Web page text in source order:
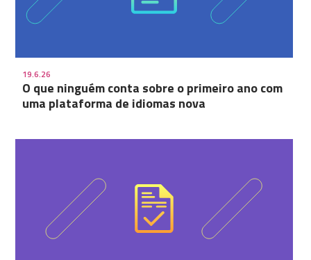
19.6.26
O que ninguém conta sobre o primeiro ano com
uma plataforma de idiomas nova